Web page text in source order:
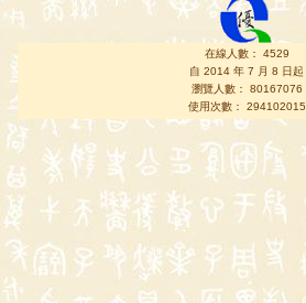
在線人數： 4529
自 2014 年 7 月 8 日起
瀏覽人數： 80167076
使用次數： 294102015